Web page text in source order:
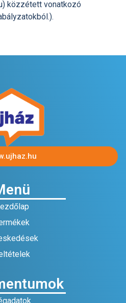
közzétett vonatkozó